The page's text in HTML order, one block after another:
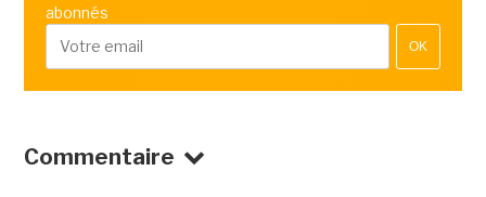
abonnés
OK
Commentaire